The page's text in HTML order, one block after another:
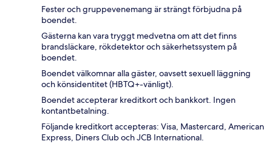
Fester och gruppevenemang är strängt förbjudna på
boendet.
Gästerna kan vara tryggt medvetna om att det finns
brandsläckare, rökdetektor och säkerhetssystem på
boendet.
Boendet välkomnar alla gäster, oavsett sexuell läggning
och könsidentitet (HBTQ+-vänligt).
Boendet accepterar kreditkort och bankkort. Ingen
kontantbetalning.
Följande kreditkort accepteras: Visa, Mastercard, American
Express, Diners Club och JCB International.